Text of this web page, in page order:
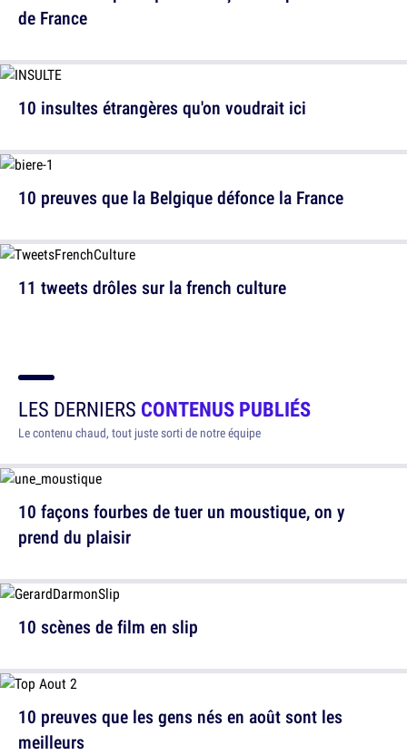
10 insultes étrangères qu'on voudrait ici
11 tweets drôles sur la french culture
de France
10 preuves que la Belgique défonce la France
LES DERNIERS CONTENUS PUBLIÉS
Le contenu chaud, tout juste sorti de notre équipe
10 façons fourbes de tuer un moustique, on y
prend du plaisir
10 preuves que les gens nés en août sont les
meilleurs
10 scènes de film en slip